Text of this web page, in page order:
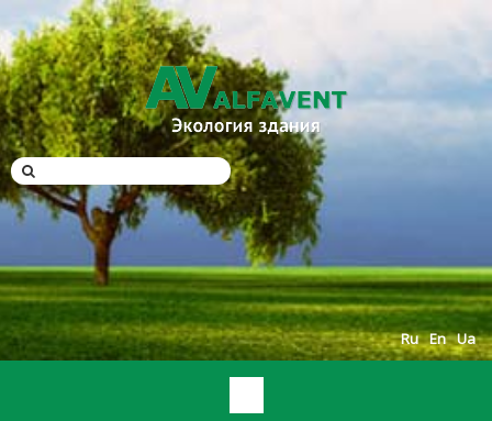
Ua
En
Ru